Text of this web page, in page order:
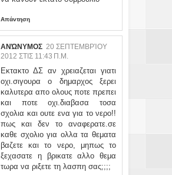
Απάντηση
ΑΝΏΝΥΜΟΣ 20 ΣΕΠΤΕΜΒΡΊΟΥ
2012 ΣΤΙΣ 11:43 Π.Μ.
Εκτακτο ΔΣ αν χρειαζεται γιατι
οχι.σιγουρα ο δημαρχος ξερει
καλυτερα απο ολους ποτε πρεπει
και ποτε οχι.διαβασα τοσα
σχολια και ουτε ενα για το νερο!!
πως και δεν το αναφερατε.σε
καθε σχολιο για ολλα τα θεματα
βαζετε και το νερο, μηπως το
ξεχασατε η βρικατε αλλο θεμα
τωρα να ριξετε τη λασπη σας;;;;